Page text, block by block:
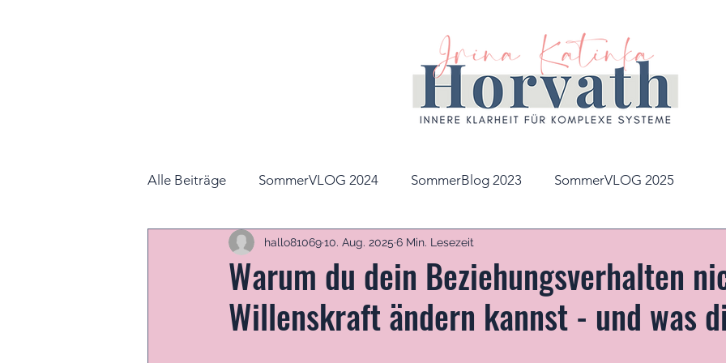
Alle Beiträge SommerVLOG 2024 SommerBlog 2023 SommerVLOG 2025
Warum du dein Beziehungsverhalten
Willenskraft ändern kannst - und was
hallo8106910. Aug. 2025 6 Min. Lesezeit